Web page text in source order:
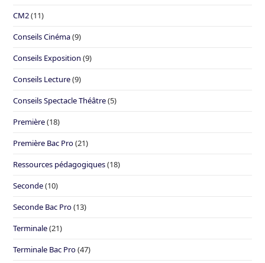
CM2(11)
Conseils Cinéma(9)
Conseils Exposition (9)
Conseils Lecture(9)
Conseils Spectacle Théâtre(5)
Première(18)
Première Bac Pro(21)
Ressources pédagogiques(18)
Seconde(10)
Seconde Bac Pro(13)
Terminale(21)
Terminale Bac Pro(47)